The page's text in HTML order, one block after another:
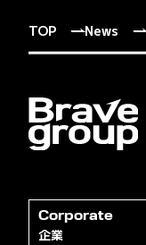
TOP News
Corporate
企業